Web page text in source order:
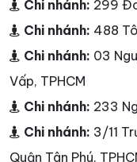
Chi nhánh: 299
Chi nhánh: 488
Chi nhánh: 03
Vấp, TPHCM
Chi nhánh: 233
Chi nhánh: 3/11
Quận Tân Phú,